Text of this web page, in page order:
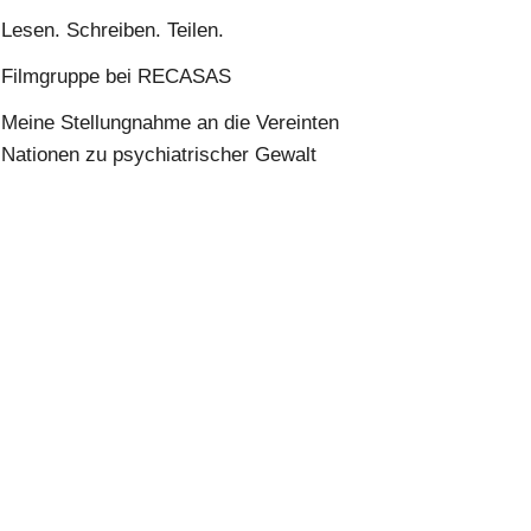
Lesen. Schreiben. Teilen.
Filmgruppe bei RECASAS
Meine Stellungnahme an die Vereinten
Nationen zu psychiatrischer Gewalt